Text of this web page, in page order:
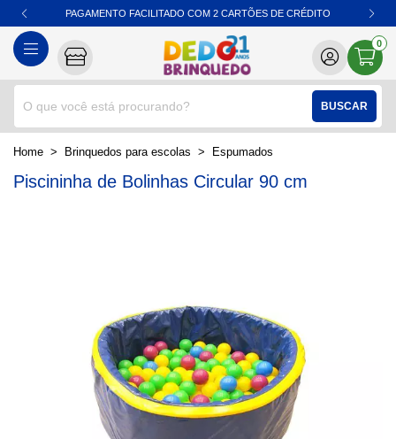
BUSCAR
0
PAGAMENTO FACILITADO COM 2 CARTÕES DE CRÉDITO
home Brinquedos para escolas espumados
Piscininha de Bolinhas Circular 90 cm